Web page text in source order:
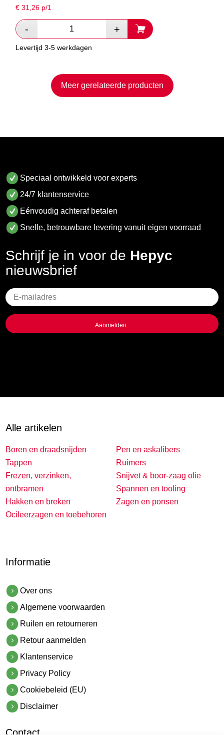
€31,26 p/1
Levertijd 3-5 werkdagen
Meer gerelateerde producten
Speciaal ontwikkeld voor experts
24/7 klantenservice
Eénvoudig achteraf betalen
Snelle, betrouwbare levering vanuit eigen voorraad
Schrijf je in voor de Hepyc
nieuwsbrief
Geen
titel
Alle artikelen
Boren en draadsnijden
Tappen
Frezen, verzinken,
ontbramen
Hakken en breken
Ocileerzagen en toebehoren
Pen en askalibers
Ruimers
Snijvet & boor-zaag olie
Spannen en tooling
Zagen en ponsen
Informatie
Over ons
Algemene voorwaarden
Ruilen en retourneren
Retour aanmelden
Klantenservice
Privacy Policy
Cookiebeleid (EU)
Disclaimer
Contact